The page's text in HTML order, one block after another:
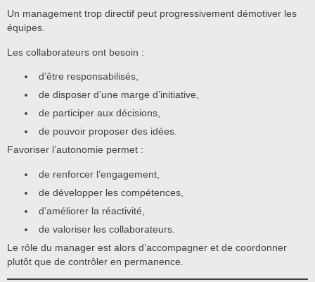
Un management trop directif peut progressivement démotiver les
équipes.
Les collaborateurs ont besoin :
d’être responsabilisés,
de disposer d’une marge d’initiative,
de participer aux décisions,
de pouvoir proposer des idées.
Favoriser l’autonomie permet :
de renforcer l’engagement,
de développer les compétences,
d’améliorer la réactivité,
de valoriser les collaborateurs.
Le rôle du manager est alors d’accompagner et de coordonner
plutôt que de contrôler en permanence.